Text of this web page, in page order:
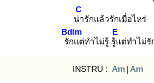
น่า
C
รักแล้วรักเมื่อไหร่
รัก
Bdim
แต่ทำไม่รู้ รู้แ
E
ต่ทำไม่รั
INSTRU : Am | Am